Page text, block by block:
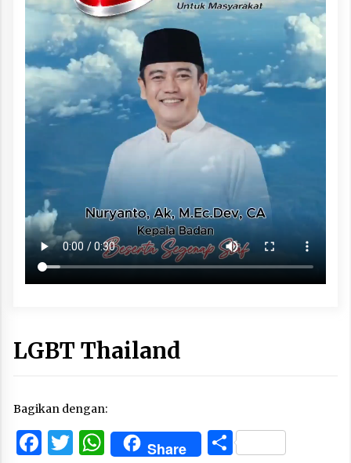
LGBT Thailand
Bagikan dengan:
Facebook
Twitter
WhatsApp
Share Share